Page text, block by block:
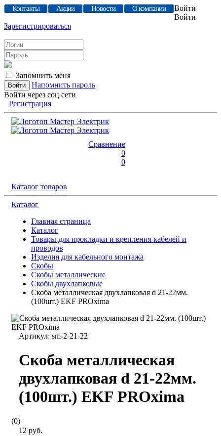
Контакты Акции Новости О компании
Войти
Войти
Зарегистрироваться
Запомнить меня
Напомнить пароль
Войти через соц сети
Регистрация
Сравнение
0
0
Каталог товаров
Каталог
Главная страница
Каталог
Товары для прокладки и крепления кабелей и
проводов
Изделия для кабельного монтажа
Скобы
Скобы металлические
Скобы двухлапковые
Скоба металлическая двухлапковая d 21-22мм.
(100шт.) EKF PROxima
Артикул: sm-2-21-22
Скоба металлическая
двухлапковая d 21-22мм.
(100шт.) EKF PROxima
(0)
12 руб.